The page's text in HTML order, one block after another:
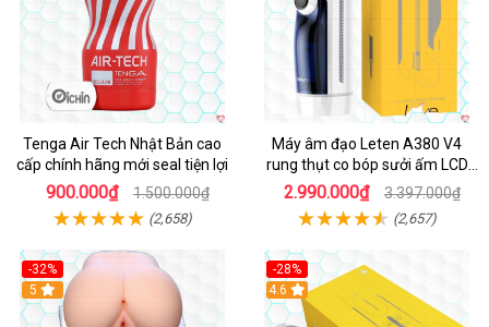
Tenga Air Tech Nhật Bản cao
cấp chính hãng mới seal tiện lợi
900.000₫ 1.500.000₫
(2,658)
Máy âm đạo Leten A380 V4
rung thụt co bóp sưởi ấm LCD
đẹp
2.990.000₫ 3.397.000₫
(2,657)
-32%
Hot
5
-28%
Hot
4.6